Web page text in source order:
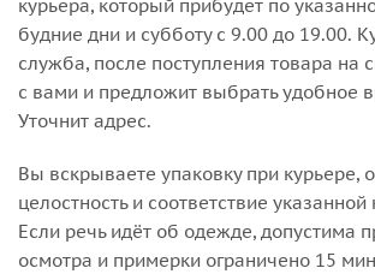
курьера, который прибудет по
будние дни и субботу с 9.00 до 19.00.
служба, после поступления товара на
с вами и предложит выбрать удобное
Уточнит адрес.
Вы вскрываете упаковку при курьере,
целостность и соответствие
Если речь идёт об одежде, допустима
осмотра и примерки ограничено 15